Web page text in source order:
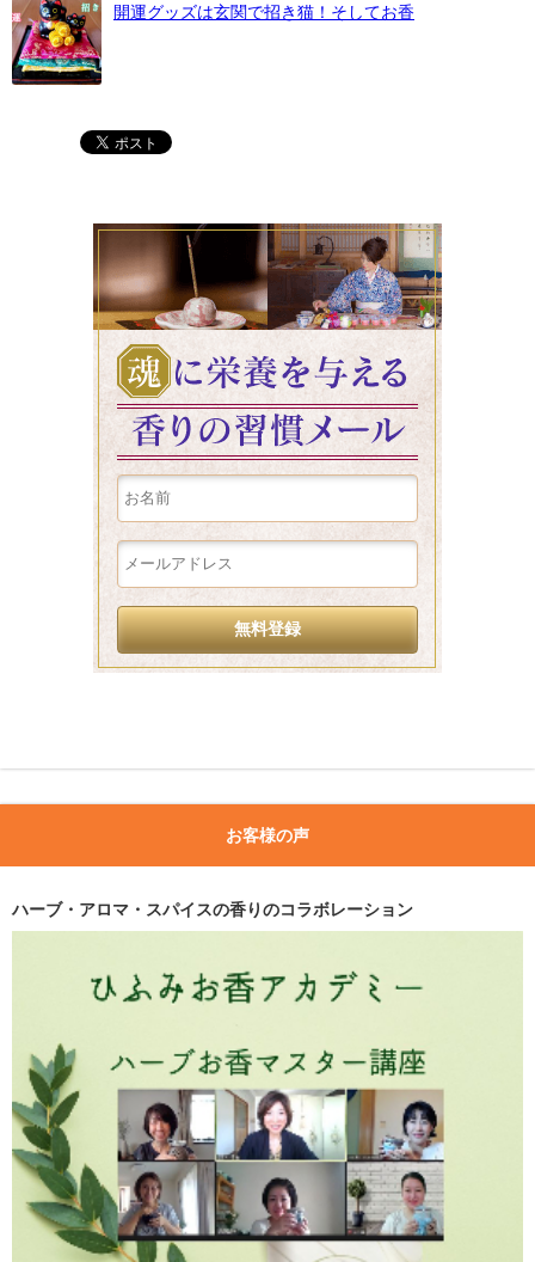
開運グッズは玄関で招き猫！そしてお香
お客様の声
ハーブ・アロマ・スパイスの香りのコラボレーション